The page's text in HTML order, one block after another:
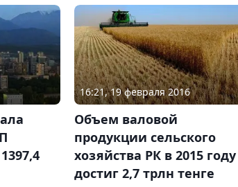
16:21, 19 февраля 2016
Объем валовой
продукции сельского
хозяйства РК в 2015 году
достиг 2,7 трлн тенге